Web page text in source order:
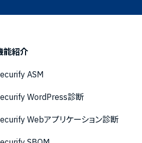
能紹介
ASM
WordPress診断
Webアプリケーション診断